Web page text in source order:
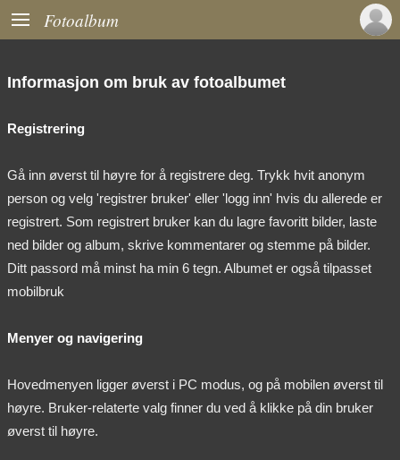
 Fotoalbum
Informasjon om bruk av fotoalbumet
Registrering
Gå inn øverst til høyre for å registrere deg. Trykk hvit anonym
person og velg 'registrer bruker' eller 'logg inn' hvis du allerede er
registrert. Som registrert bruker kan du lagre favoritt bilder, laste
ned bilder og album, skrive kommentarer og stemme på bilder.
Ditt passord må minst ha min 6 tegn. Albumet er også tilpasset
mobilbruk
Menyer og navigering
Hovedmenyen ligger øverst i PC modus, og på mobilen øverst til
høyre. Bruker-relaterte valg finner du ved å klikke på din bruker
øverst til høyre.